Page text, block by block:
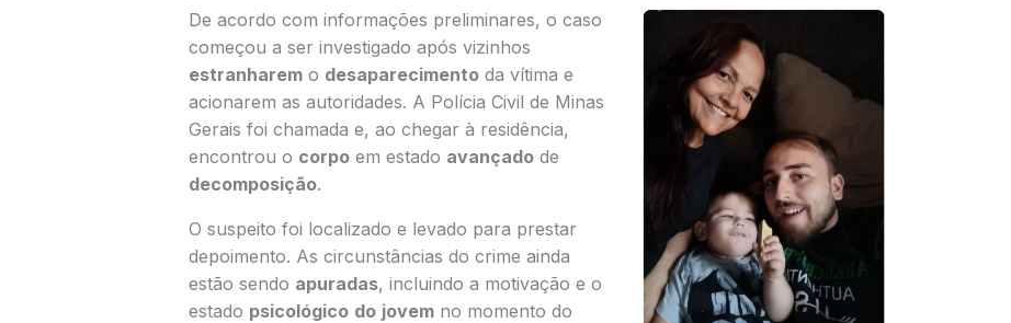
De acordo com informações preliminares, o caso
começou a ser investigado após vizinhos
estranharemo desaparecimentoda vítima e
acionarem as autoridades. A Polícia Civil de Minas
Gerais foi chamada e, ao chegar à residência,
encontrou o corpoem estado avançadode
decomposição.
O suspeito foi localizado e levado para prestar
depoimento. As circunstâncias do crime ainda
estão sendo apuradas, incluindo a motivação e o
estado psicológico do jovemno momento do